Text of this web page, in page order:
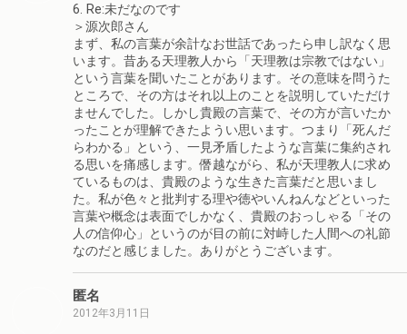
6. Re:未だなのです
＞源次郎さん
まず、私の言葉が余計なお世話であったら申し訳なく思
います。昔ある天理教人から「天理教は宗教ではない」
という言葉を聞いたことがあります。その意味を問うた
ところで、その方はそれ以上のことを説明していただけ
ませんでした。しかし貴殿の言葉で、その方が言いたか
ったことが理解できたようい思います。つまり「死んだ
らわかる」という、一見矛盾したような言葉に集約され
る思いを痛感します。僭越ながら、私が天理教人に求め
ているものは、貴殿のような生きた言葉だと思いまし
た。私が色々と批判する理や徳やいんねんなどといった
言葉や概念は表面でしかなく、貴殿のおっしゃる「その
人の信仰心」というのが目の前に対峙した人間への礼節
なのだと感じました。ありがとうございます。
匿名
2012年3月11日